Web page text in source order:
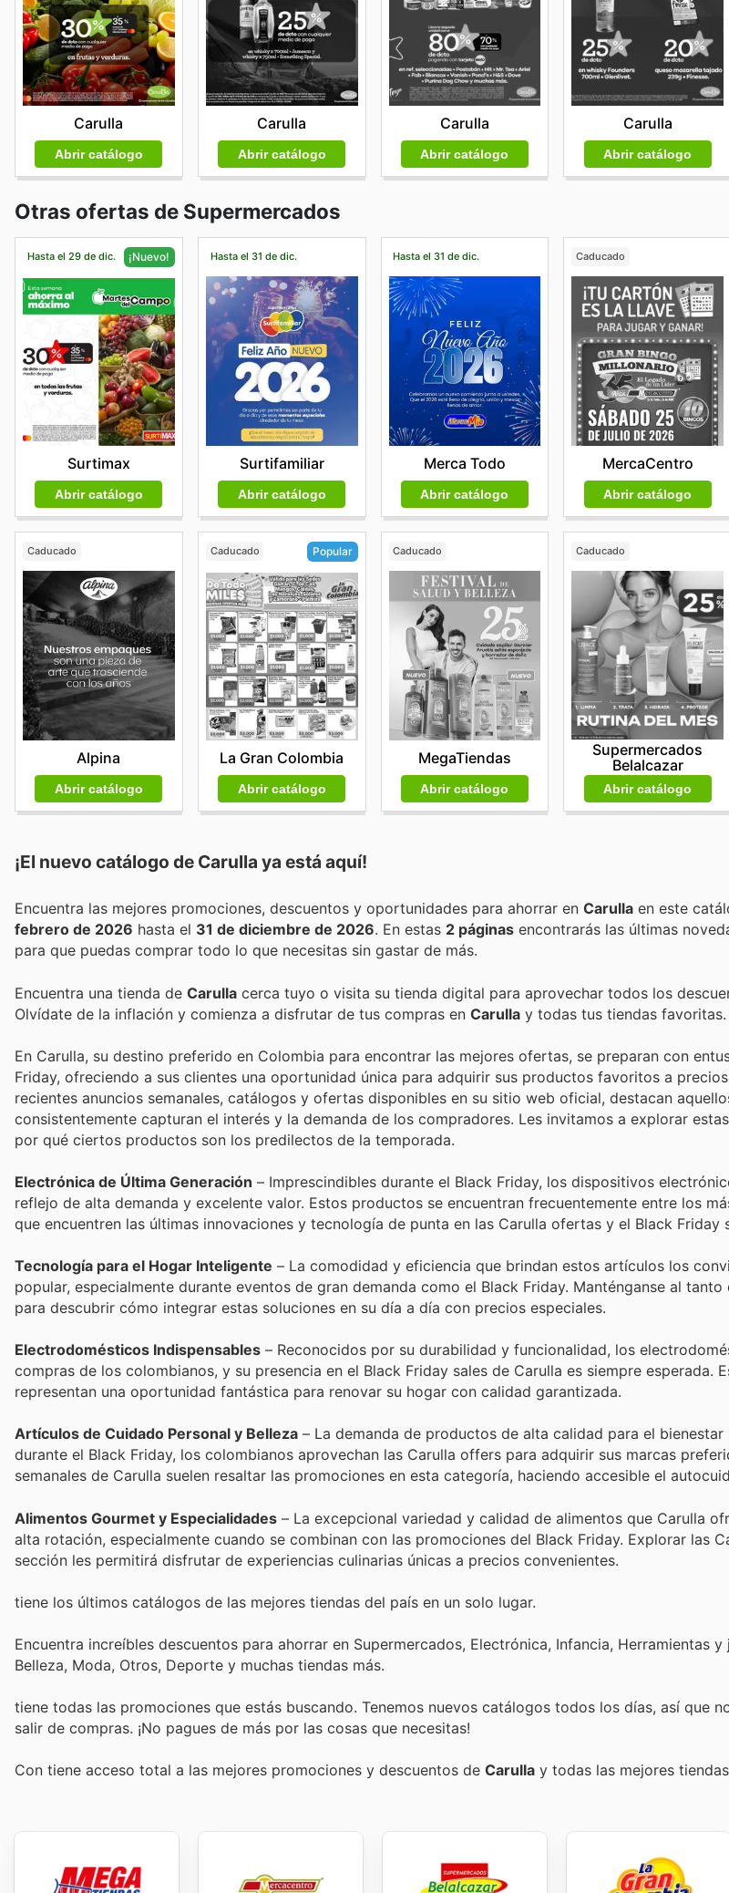
Carulla
Abrir catálogo
Carulla
Abrir catálogo
Carulla
Abrir catálogo
Carulla
Abrir catálogo
Otras ofertas de Supermercados
Hasta el 29 de dic. ¡Nuevo!
Surtimax
Abrir catálogo
Hasta el 31 de dic.
Surtifamiliar
Abrir catálogo
Hasta el 31 de dic.
Merca Todo
Abrir catálogo
Caducado
MercaCentro
Abrir catálogo
Caducado
Alpina
Abrir catálogo
Caducado Popular
La Gran Colombia
Abrir catálogo
Caducado
MegaTiendas
Abrir catálogo
Caducado
Supermercados
Belalcazar
Abrir catálogo
¡El nuevo catálogo de Carulla ya está aquí!
Encuentra las mejores promociones, descuentos y oportunidades para ahorrar en Carulla en este
febrero de 2026 hasta el 31 de diciembre de 2026 . En estas 2 páginas encontrarás las últimas
para que puedas comprar todo lo que necesitas sin gastar de más.
Encuentra una tienda de Carulla cerca tuyo o visita su tienda digital para aprovechar todos los
Olvídate de la inflación y comienza a disfrutar de tus compras en Carulla y todas tus tiendas favoritas.
En Carulla, su destino preferido en Colombia para encontrar las mejores ofertas, se preparan con
Friday, ofreciendo a sus clientes una oportunidad única para adquirir sus productos favoritos a
recientes anuncios semanales, catálogos y ofertas disponibles en su sitio web oficial, destacan
consistentemente capturan el interés y la demanda de los compradores. Les invitamos a explorar
por qué ciertos productos son los predilectos de la temporada.
Electrónica de Última Generación – Imprescindibles durante el Black Friday, los dispositivos
reflejo de alta demanda y excelente valor. Estos productos se encuentran frecuentemente entre los
que encuentren las últimas innovaciones y tecnología de punta en las Carulla ofertas y el Black Friday
Tecnología para el Hogar Inteligente – La comodidad y eficiencia que brindan estos artículos los
popular, especialmente durante eventos de gran demanda como el Black Friday. Manténganse al
para descubrir cómo integrar estas soluciones en su día a día con precios especiales.
Electrodomésticos Indispensables – Reconocidos por su durabilidad y funcionalidad, los
compras de los colombianos, y su presencia en el Black Friday sales de Carulla es siempre esperada.
representan una oportunidad fantástica para renovar su hogar con calidad garantizada.
Artículos de Cuidado Personal y Belleza – La demanda de productos de alta calidad para el
durante el Black Friday, los colombianos aprovechan las Carulla offers para adquirir sus marcas
semanales de Carulla suelen resaltar las promociones en esta categoría, haciendo accesible el
Alimentos Gourmet y Especialidades – La excepcional variedad y calidad de alimentos que Carulla
alta rotación, especialmente cuando se combinan con las promociones del Black Friday. Explorar las
sección les permitirá disfrutar de experiencias culinarias únicas a precios convenientes.
tiene los últimos catálogos de las mejores tiendas del país en un solo lugar.
Encuentra increíbles descuentos para ahorrar en Supermercados, Electrónica, Infancia, Herramientas
Belleza, Moda, Otros, Deporte y muchas tiendas más.
tiene todas las promociones que estás buscando. Tenemos nuevos catálogos todos los días, así que
salir de compras. ¡No pagues de más por las cosas que necesitas!
Con tiene acceso total a las mejores promociones y descuentos de Carulla y todas las mejores